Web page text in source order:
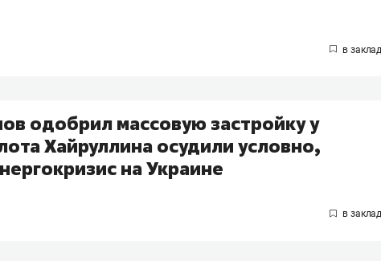
одобрил массовую застройку у
Хайруллина осудили условно,
на Украине